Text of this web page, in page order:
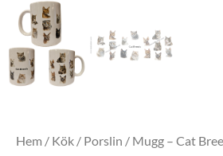
Hem / Kök / Porslin / Mugg – Cat